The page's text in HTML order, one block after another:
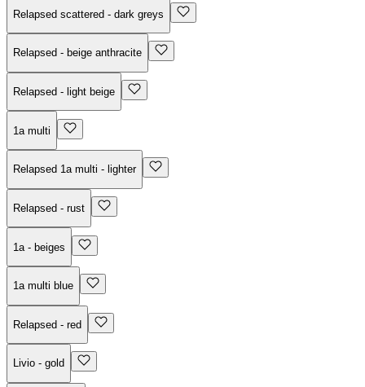
Relapsed scattered - dark greys
Relapsed - beige anthracite
Relapsed - light beige
1a multi
Relapsed 1a multi - lighter
Relapsed - rust
1a - beiges
1a multi blue
Relapsed - red
Livio - gold